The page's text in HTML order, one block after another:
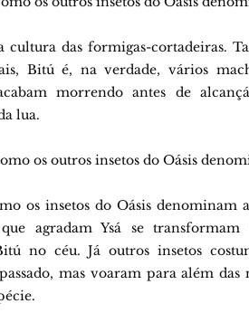
das formigas-cortadeiras.
Bitú é, na verdade, vários
morrendo antes de
lua.
os outros insetos do Oásis
os insetos do Oásis denominam
agradam Ysá se
no céu. Já outros insetos
mas voaram para além